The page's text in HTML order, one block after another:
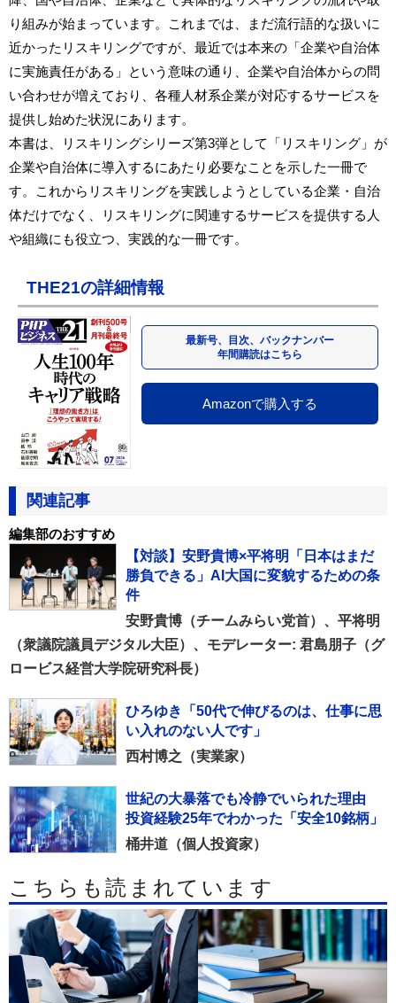
り組みが始まっています。これまでは、まだ流行語的な扱いに
近かったリスキリングですが、最近では本来の「企業や自治体
に実施責任がある」という意味の通り、企業や自治体からの問
い合わせが増えており、各種人材系企業が対応するサービスを
提供し始めた状況にあります。
本書は、リスキリングシリーズ第3弾として「リスキリング」が
企業や自治体に導入するにあたり必要なことを示した一冊で
す。これからリスキリングを実践しようとしている企業・自治
体だけでなく、リスキリングに関連するサービスを提供する人
や組織にも役立つ、実践的な一冊です。
THE21の詳細情報
最新号、目次、バックナンバー
年間購読はこちら
Amazonで購入する
関連記事
編集部のおすすめ
【対談】安野貴博×平将明「日本はまだ
勝負できる」AI大国に変貌するための条
件
安野貴博（チームみらい党首）、平将明
（衆議院議員デジタル大臣）、モデレーター: 君島朋子（グ
ロービス経営大学院研究科長）
ひろゆき「50代で伸びるのは、仕事に思
い入れのない人です」
西村博之（実業家）
世紀の大暴落でも冷静でいられた理由
投資経験25年でわかった「安全10銘柄」
桶井道（個人投資家）
こちらも読まれています